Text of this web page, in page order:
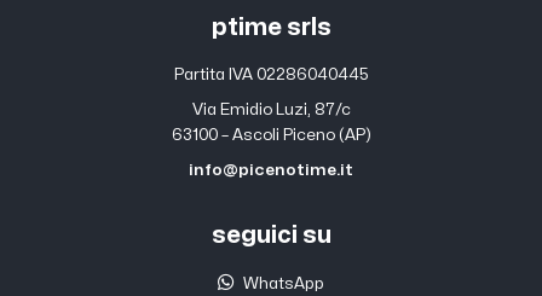
ptime srls
Partita IVA 02286040445
Via Emidio Luzi, 87/c
63100 – Ascoli Piceno (AP)
info@picenotime.it
seguici su
WhatsApp